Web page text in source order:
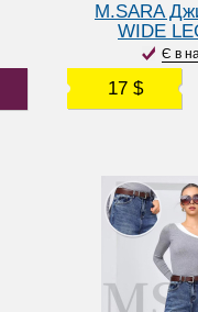
M.SARA
WIDE
Є в
17 $